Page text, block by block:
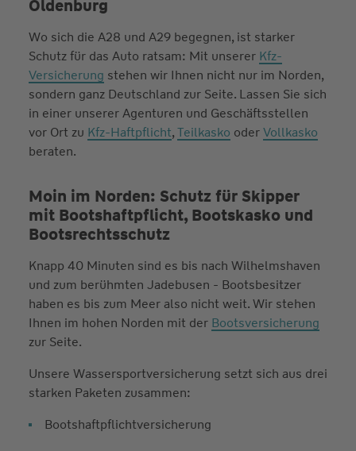
Oldenburg
Wo sich die A28 und A29 begegnen, ist starker
Schutz für das Auto ratsam: Mit unserer Kfz-
Versicherung stehen wir Ihnen nicht nur im Norden,
sondern ganz Deutschland zur Seite. Lassen Sie sich
in einer unserer Agenturen und Geschäftsstellen
vor Ort zu Kfz-Haftpflicht,Teilkasko oderVollkasko
beraten.
Moin im Norden: Schutz für Skipper
mit Bootshaftpflicht, Bootskasko und
Bootsrechtsschutz
Knapp 40 Minuten sind es bis nach Wilhelmshaven
und zum berühmten Jadebusen - Bootsbesitzer
haben es bis zum Meer also nicht weit. Wir stehen
Ihnen im hohen Norden mit der Bootsversicherung
zur Seite.
Unsere Wassersportversicherung setzt sich aus drei
starken Paketen zusammen:
Bootshaftpflichtversicherung